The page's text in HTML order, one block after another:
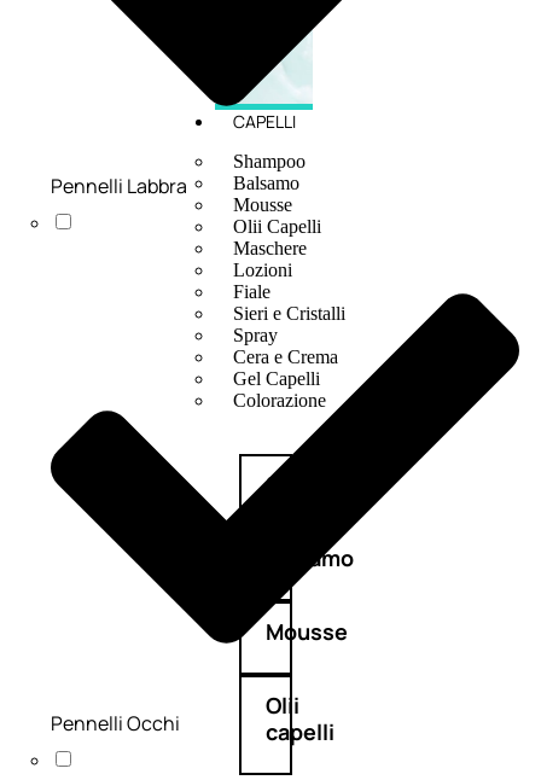
CAPELLI
Shampoo
Balsamo
Mousse
Olii Capelli
Maschere
Lozioni
Fiale
Sieri e Cristalli
Spray
Cera e Crema
Gel Capelli
Colorazione
Shampoo
Balsamo
Mousse
Olii
capelli
Pennelli Labbra
Pennelli Occhi